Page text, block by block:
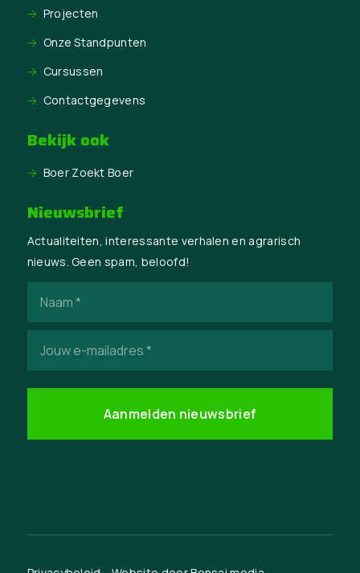
Projecten
Onze Standpunten
Cursussen
Contactgegevens
Bekijk ook
Boer Zoekt Boer
Nieuwsbrief
Actualiteiten, interessante verhalen en agrarisch
nieuws. Geen spam, beloofd!
mailadres